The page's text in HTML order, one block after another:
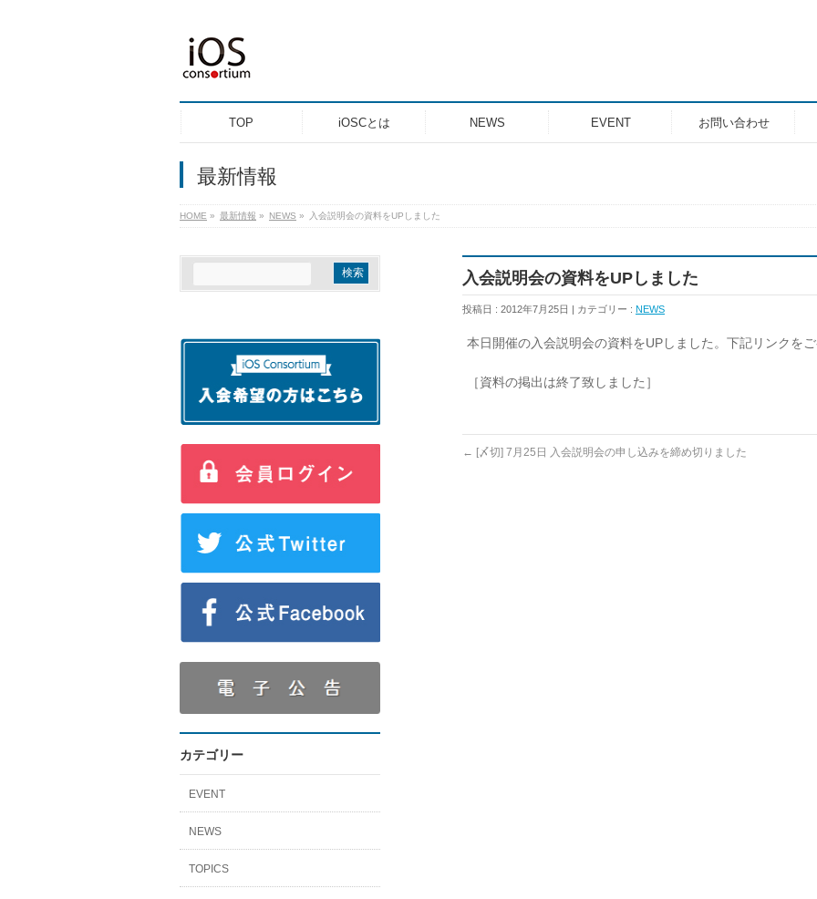
TOP iOSCとは NEWS EVENT お問い合わせ
最新情報
HOME » 最新情報 » NEWS » 入会説明会の資料をUPしました
入会説明会の資料をUPしました
投稿日 : 2012年7月25日 カテゴリー : NEWS
本日開催の入会説明会の資料をUPしました。下記リンクをご
［資料の掲出は終了致しました］
← [〆切] 7月25日 入会説明会の申し込みを締め切りました
カテゴリー
EVENT
NEWS
TOPICS